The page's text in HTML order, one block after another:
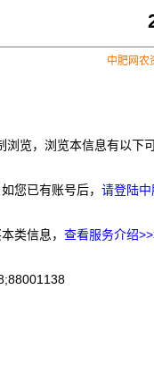
中肥网农
览，浏览本信息有以下可
如您已有账号后， 请登陆
类信息， 查看服务介绍